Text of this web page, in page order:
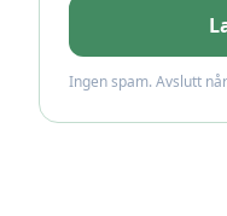
Ingen spam. Avslutt